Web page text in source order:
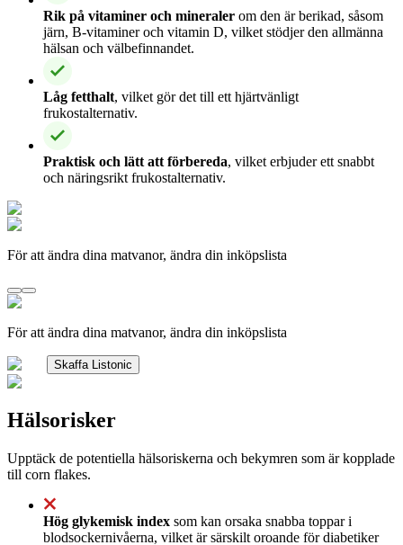
Rik på vitaminer och mineraler om den är berikad, såsom
järn, B-vitaminer och vitamin D, vilket stödjer den allmänna
hälsan och välbefinnandet.
Låg fetthalt, vilket gör det till ett hjärtvänligt
frukostalternativ.
Praktisk och lätt att förbereda, vilket erbjuder ett snabbt
och näringsrikt frukostalternativ.
För att ändra dina matvanor, ändra din inköpslista
För att ändra dina matvanor, ändra din inköpslista
Skaffa Listonic
Hälsorisker
Upptäck de potentiella hälsoriskerna och bekymren som är kopplade
till corn flakes.
Hög glykemisk index som kan orsaka snabba toppar i
blodsockernivåerna, vilket är särskilt oroande för diabetiker